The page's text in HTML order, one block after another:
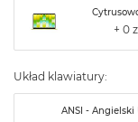
Układ klawiatury:
ANSI - Angielski